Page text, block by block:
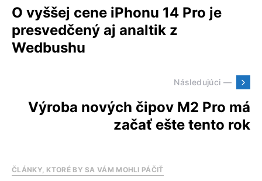
O vyššej cene iPhonu 14 Pro je
presvedčený aj analtik z
Wedbushu
Následujúci —
Výroba nových čipov M2 Pro má
začať ešte tento rok
ČLÁNKY, KTORÉ BY SA VÁM MOHLI PÁČIŤ